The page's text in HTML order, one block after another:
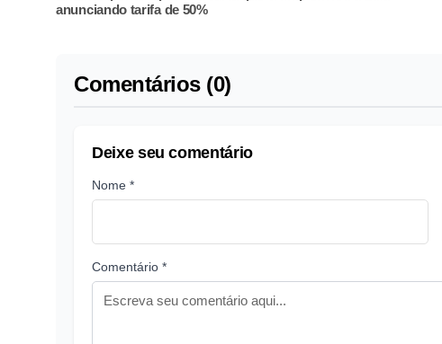
anunciando tarifa de 50%
Comentários (0)
Deixe seu comentário
Nome *
Comentário *